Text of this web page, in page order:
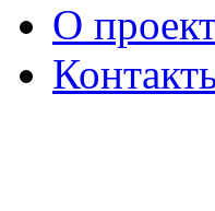
О